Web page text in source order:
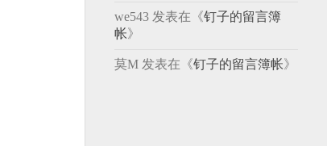
we543 发表在《钉子的留言簿
帐》
莫M 发表在《钉子的留言簿帐》